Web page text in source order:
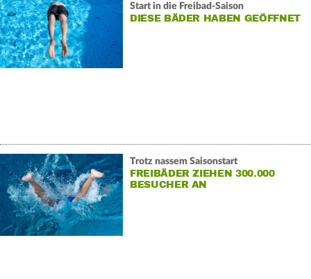
Start in die Freibad-Saison
DIESE BÄDER HABEN GEÖFFNET
Trotz nassem Saisonstart
FREIBÄDER ZIEHEN 300.000
BESUCHER AN